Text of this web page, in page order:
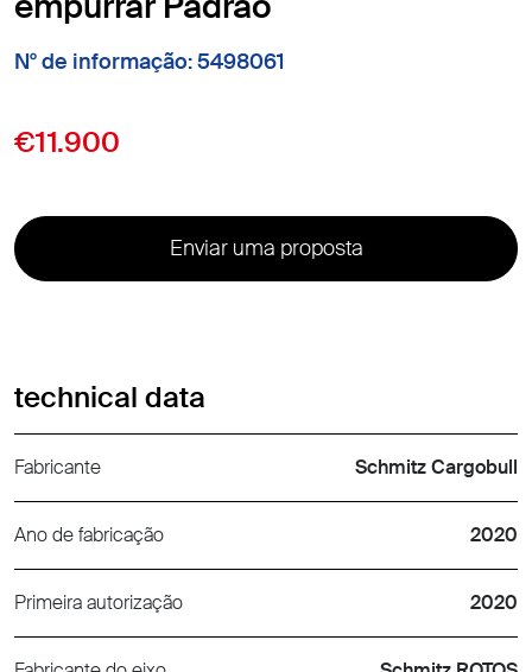
N° de informação: 5498061
€11.900
Enviar uma proposta
technical data
Fabricante Schmitz Cargobull
Ano de fabricação 2020
Primeira autorização 2020